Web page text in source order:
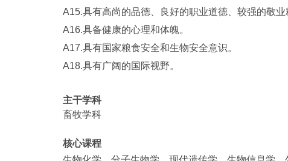
A15.具有高尚的品德、良好的职业道德、较强的敬业
A16.具备健康的心理和体魄。
A17.具有国家粮食安全和生物安全意识。
A18.具有广阔的国际视野。
主干学科
畜牧学科
核心课程